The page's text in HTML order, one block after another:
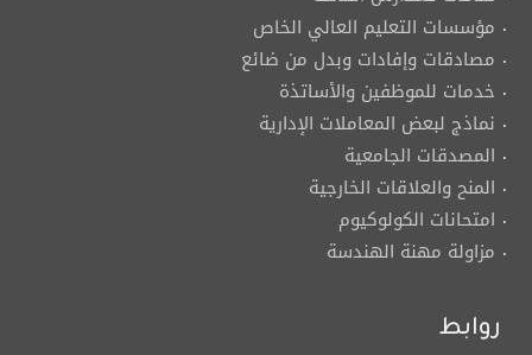
مؤسسات التعليم العالي الخاص
مصادقات وإفادات وبدل من ضائع
خدمات للموظفين والأساتذة
نماذج لبعض المعاملات الإدارية
المصدقات الجامعية
المنح والعلاقات الخارجية
امتحانات الكولوكيوم
مزاولة مهنة الهندسة
روابط